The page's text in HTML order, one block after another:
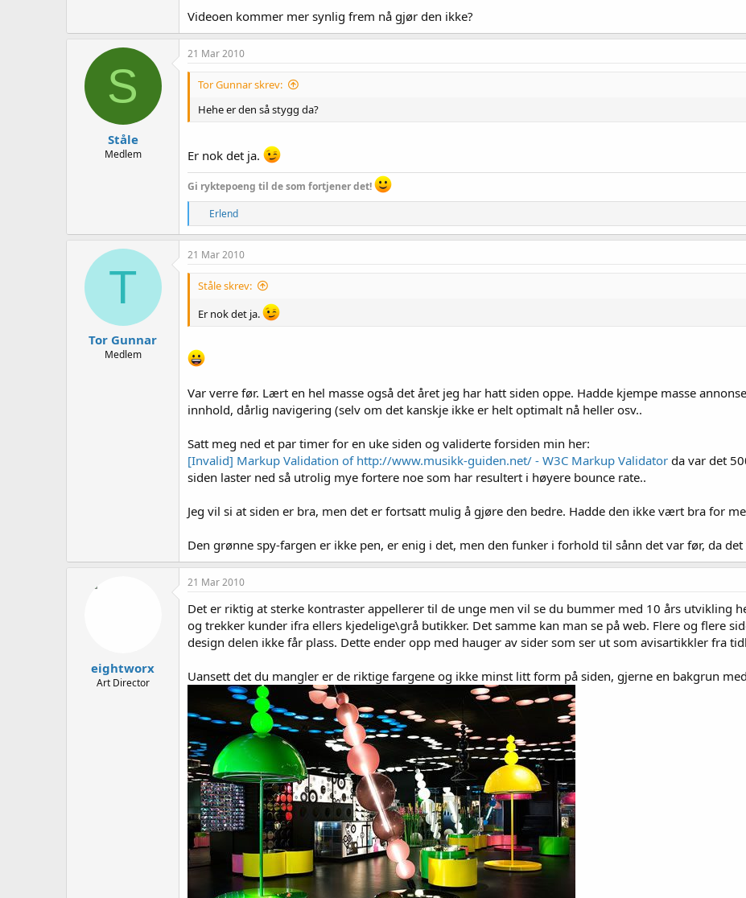
Videoen kommer mer synlig frem nå gjør den ikke?
S
Ståle
Medlem
21 Mar 2010
Tor Gunnar skrev:
Hehe er den så stygg da?
Er nok det ja.
Gi ryktepoeng til de som fortjener det!
R
e
a
k
o
e
Erlend
T
Tor Gunnar
Medlem
21 Mar 2010
Ståle skrev:
Er nok det ja.
Var verre før. Lært en hel masse også det året jeg har hatt siden oppe. Hadde kjempe masse
innhold, dårlig navigering (selv om det kanskje ikke er helt optimalt nå heller osv..
Satt meg ned et par timer for en uke siden og validerte forsiden min her:
[Invalid] Markup Validation of http://www.musikk-guiden.net/ - W3C Markup Validator da var det
siden laster ned så utrolig mye fortere noe som har resultert i høyere bounce rate..
Jeg vil si at siden er bra, men det er fortsatt mulig å gjøre den bedre. Hadde den ikke vært bra for
Den grønne spy-fargen er ikke pen, er enig i det, men den funker i forhold til sånn det var før, da
eightworx
Art Director
21 Mar 2010
Det er riktig at sterke kontraster appellerer til de unge men vil se du bummer med 10 års utvikling
og trekker kunder ifra ellers kjedelige\grå butikker. Det samme kan man se på web. Flere og flere
design delen ikke får plass. Dette ender opp med hauger av sider som ser ut som avisartikkler fra
Uansett det du mangler er de riktige fargene og ikke minst litt form på siden, gjerne en bakgrun